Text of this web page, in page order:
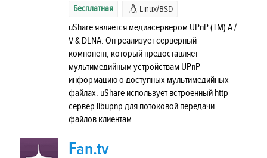
Бесплатная Linux/BSD
uShare является медиасервером UPnP (TM) A /
V & DLNA. Он реализует серверный
компонент, который предоставляет
мультимедийным устройствам UPnP
информацию о доступных мультимедийных
файлах. uShare использует встроенный http-
сервер libupnp для потоковой передачи
файлов клиентам.
Fan.tv